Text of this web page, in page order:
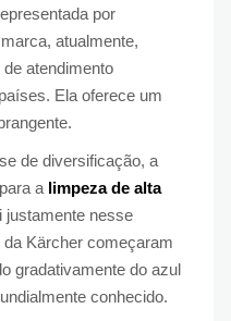
por
atualmente,
atendimento
Ela oferece um
de diversificação, a
a limpeza de alta
justamente nesse
Kärcher começaram
gradativamente do azul
conhecido.